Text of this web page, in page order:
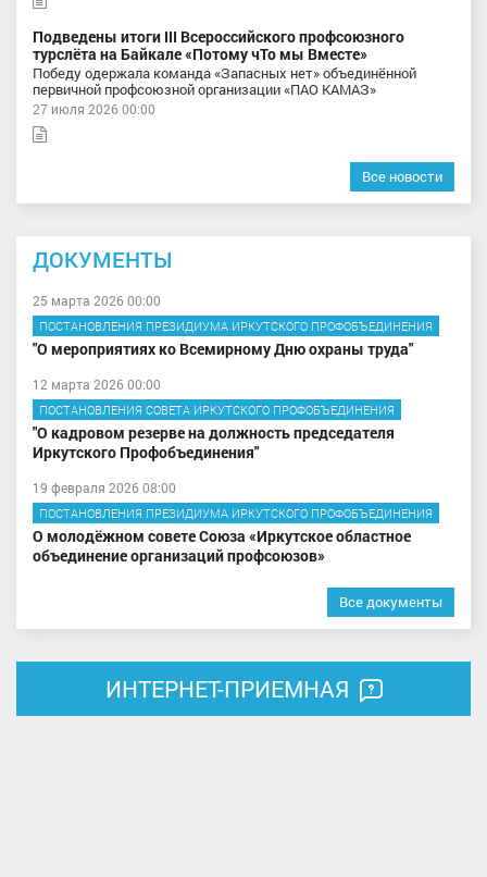
Подведены итоги III Всероссийского профсоюзного
турслёта на Байкале «Потому чТо мы Вместе»
Победу одержала команда «Запасных нет» объединённой
первичной профсоюзной организации «ПАО КАМАЗ»
27 июля 2026 00:00
Все новости
ДОКУМЕНТЫ
25 марта 2026 00:00
ПОСТАНОВЛЕНИЯ ПРЕЗИДИУМА ИРКУТСКОГО ПРОФОБЪЕДИНЕНИЯ
"О мероприятиях ко Всемирному Дню охраны труда"
12 марта 2026 00:00
ПОСТАНОВЛЕНИЯ СОВЕТА ИРКУТСКОГО ПРОФОБЪЕДИНЕНИЯ
"О кадровом резерве на должность председателя
Иркутского Профобъединения"
19 февраля 2026 08:00
ПОСТАНОВЛЕНИЯ ПРЕЗИДИУМА ИРКУТСКОГО ПРОФОБЪЕДИНЕНИЯ
О молодёжном совете Союза «Иркутское областное
объединение организаций профсоюзов»
Все документы
ИНТЕРНЕТ-ПРИЕМНАЯ